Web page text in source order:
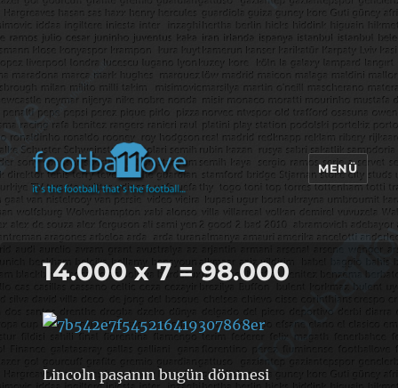
footbaLLove
MENÜ
14.000 x 7 = 98.000
Lincoln paşanın bugün dönmesi